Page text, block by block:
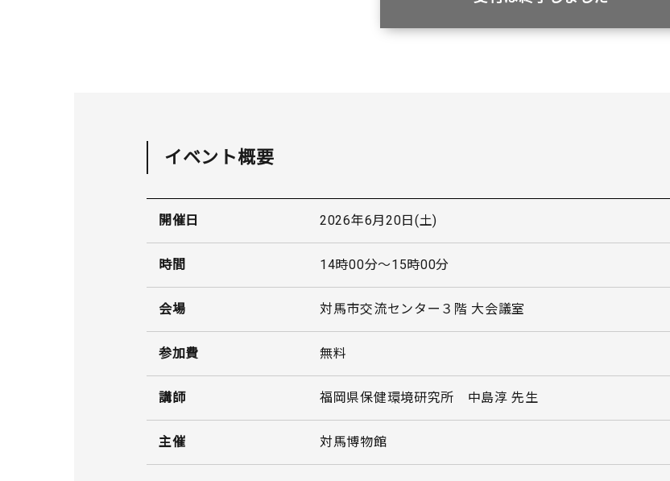
イベント概要
開催日 2026年6月20日(土)
時間 14時00分〜15時00分
会場 対馬市交流センター３階 大会議室
参加費 無料
講師 福岡県保健環境研究所 中島淳 先生
主催 対馬博物館